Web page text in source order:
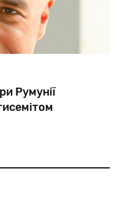
Румунії
лідер легіонерів